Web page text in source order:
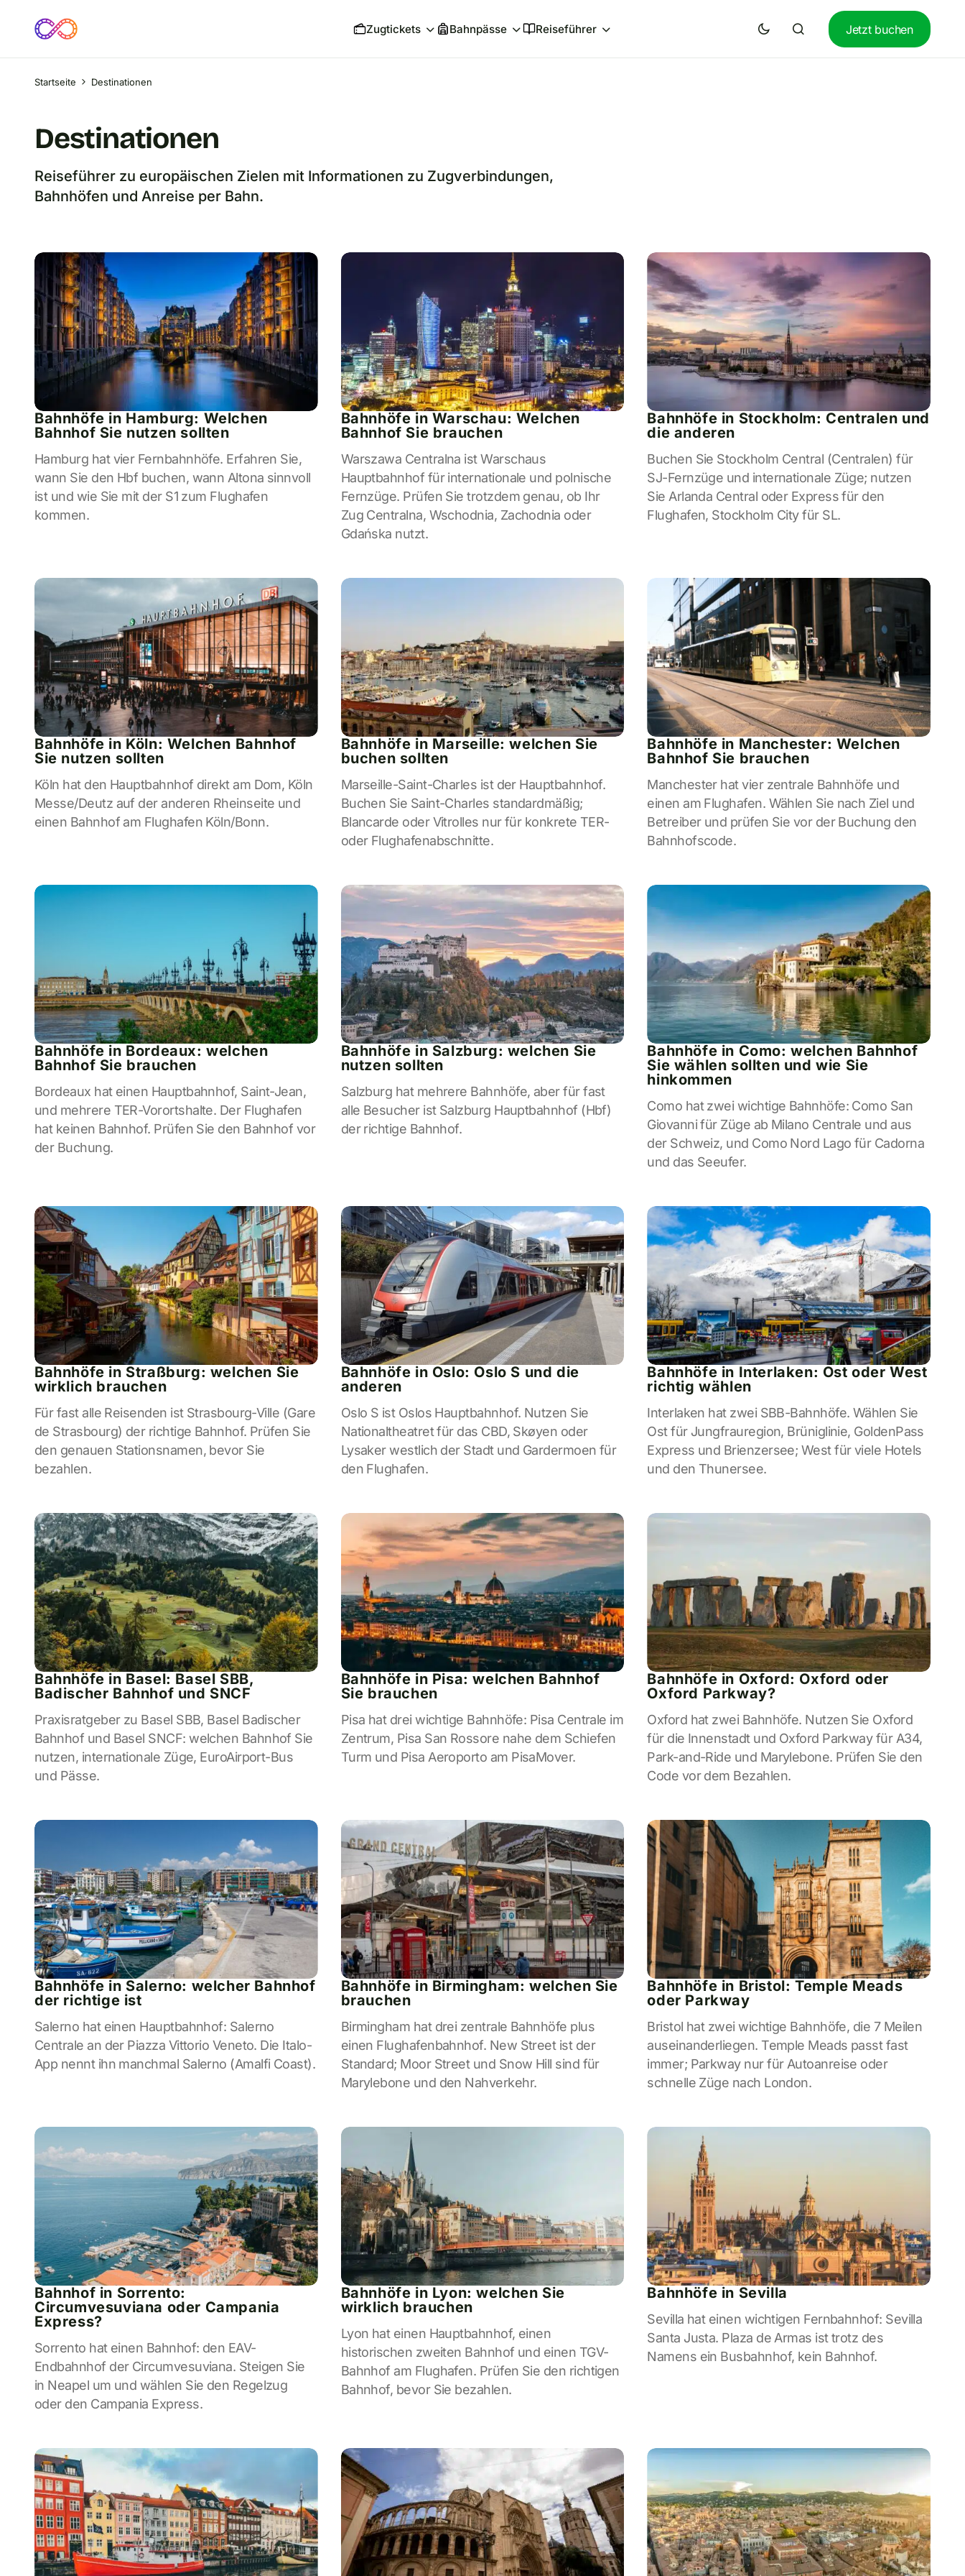
Zugtickets Bahnpässe Reiseführer Jetzt buchen
Startseite Destinationen
Destinationen
Reiseführer zu europäischen Zielen mit Informationen zu Zugverbindungen,
Bahnhöfen und Anreise per Bahn.
Bahnhöfe in Hamburg: Welchen
Bahnhof Sie nutzen sollten
Hamburg hat vier Fernbahnhöfe. Erfahren Sie,
wann Sie den Hbf buchen, wann Altona sinnvoll
ist und wie Sie mit der S1 zum Flughafen
kommen.
Bahnhöfe in Warschau: Welchen
Bahnhof Sie brauchen
Warszawa Centralna ist Warschaus
Hauptbahnhof für internationale und polnische
Fernzüge. Prüfen Sie trotzdem genau, ob Ihr
Zug Centralna, Wschodnia, Zachodnia oder
Gdańska nutzt.
Bahnhöfe in Stockholm: Centralen und
die anderen
Buchen Sie Stockholm Central (Centralen) für
SJ-Fernzüge und internationale Züge; nutzen
Sie Arlanda Central oder Express für den
Flughafen, Stockholm City für SL.
Bahnhöfe in Köln: Welchen Bahnhof
Sie nutzen sollten
Köln hat den Hauptbahnhof direkt am Dom, Köln
Messe/Deutz auf der anderen Rheinseite und
einen Bahnhof am Flughafen Köln/Bonn.
Bahnhöfe in Marseille: welchen Sie
buchen sollten
Marseille-Saint-Charles ist der Hauptbahnhof.
Buchen Sie Saint-Charles standardmäßig;
Blancarde oder Vitrolles nur für konkrete TER-
oder Flughafenabschnitte.
Bahnhöfe in Manchester: Welchen
Bahnhof Sie brauchen
Manchester hat vier zentrale Bahnhöfe und
einen am Flughafen. Wählen Sie nach Ziel und
Betreiber und prüfen Sie vor der Buchung den
Bahnhofscode.
Bahnhöfe in Bordeaux: welchen
Bahnhof Sie brauchen
Bordeaux hat einen Hauptbahnhof, Saint-Jean,
und mehrere TER-Vorortshalte. Der Flughafen
hat keinen Bahnhof. Prüfen Sie den Bahnhof vor
der Buchung.
Bahnhöfe in Salzburg: welchen Sie
nutzen sollten
Salzburg hat mehrere Bahnhöfe, aber für fast
alle Besucher ist Salzburg Hauptbahnhof (Hbf)
der richtige Bahnhof.
Bahnhöfe in Como: welchen Bahnhof
Sie wählen sollten und wie Sie
hinkommen
Como hat zwei wichtige Bahnhöfe: Como San
Giovanni für Züge ab Milano Centrale und aus
der Schweiz, und Como Nord Lago für Cadorna
und das Seeufer.
Bahnhöfe in Straßburg: welchen Sie
wirklich brauchen
Für fast alle Reisenden ist Strasbourg-Ville (Gare
de Strasbourg) der richtige Bahnhof. Prüfen Sie
den genauen Stationsnamen, bevor Sie
bezahlen.
Bahnhöfe in Oslo: Oslo S und die
anderen
Oslo S ist Oslos Hauptbahnhof. Nutzen Sie
Nationaltheatret für das CBD, Skøyen oder
Lysaker westlich der Stadt und Gardermoen für
den Flughafen.
Bahnhöfe in Interlaken: Ost oder West
richtig wählen
Interlaken hat zwei SBB-Bahnhöfe. Wählen Sie
Ost für Jungfrauregion, Brüniglinie, GoldenPass
Express und Brienzersee; West für viele Hotels
und den Thunersee.
Bahnhöfe in Basel: Basel SBB,
Badischer Bahnhof und SNCF
Praxisratgeber zu Basel SBB, Basel Badischer
Bahnhof und Basel SNCF: welchen Bahnhof Sie
nutzen, internationale Züge, EuroAirport-Bus
und Pässe.
Bahnhöfe in Pisa: welchen Bahnhof
Sie brauchen
Pisa hat drei wichtige Bahnhöfe: Pisa Centrale im
Zentrum, Pisa San Rossore nahe dem Schiefen
Turm und Pisa Aeroporto am PisaMover.
Bahnhöfe in Oxford: Oxford oder
Oxford Parkway?
Oxford hat zwei Bahnhöfe. Nutzen Sie Oxford
für die Innenstadt und Oxford Parkway für A34,
Park-and-Ride und Marylebone. Prüfen Sie den
Code vor dem Bezahlen.
Bahnhöfe in Salerno: welcher Bahnhof
der richtige ist
Salerno hat einen Hauptbahnhof: Salerno
Centrale an der Piazza Vittorio Veneto. Die Italo-
App nennt ihn manchmal Salerno (Amalfi Coast).
Bahnhöfe in Birmingham: welchen Sie
brauchen
Birmingham hat drei zentrale Bahnhöfe plus
einen Flughafenbahnhof. New Street ist der
Standard; Moor Street und Snow Hill sind für
Marylebone und den Nahverkehr.
Bahnhöfe in Bristol: Temple Meads
oder Parkway
Bristol hat zwei wichtige Bahnhöfe, die 7 Meilen
auseinanderliegen. Temple Meads passt fast
immer; Parkway nur für Autoanreise oder
schnelle Züge nach London.
Bahnhof in Sorrento:
Circumvesuviana oder Campania
Express?
Sorrento hat einen Bahnhof: den EAV-
Endbahnhof der Circumvesuviana. Steigen Sie
in Neapel um und wählen Sie den Regelzug
oder den Campania Express.
Bahnhöfe in Lyon: welchen Sie
wirklich brauchen
Lyon hat einen Hauptbahnhof, einen
historischen zweiten Bahnhof und einen TGV-
Bahnhof am Flughafen. Prüfen Sie den richtigen
Bahnhof, bevor Sie bezahlen.
Bahnhöfe in Sevilla
Sevilla hat einen wichtigen Fernbahnhof: Sevilla
Santa Justa. Plaza de Armas ist trotz des
Namens ein Busbahnhof, kein Bahnhof.